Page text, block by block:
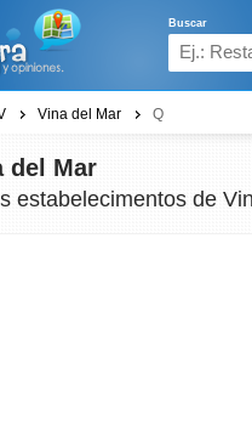
Buscar
Vina del Mar Q
del Mar
estabelecimentos de